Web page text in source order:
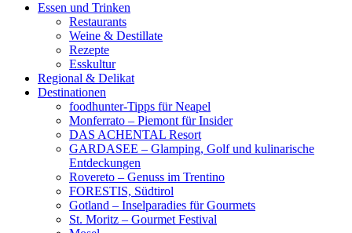
Essen und Trinken
Restaurants
Weine & Destillate
Rezepte
Esskultur
Regional & Delikat
Destinationen
foodhunter-Tipps für Neapel
Monferrato – Piemont für Insider
DAS ACHENTAL Resort
GARDASEE – Glamping, Golf und kulinarische
Entdeckungen
Rovereto – Genuss im Trentino
FORESTIS, Südtirol
Gotland – Inselparadies für Gourmets
St. Moritz – Gourmet Festival